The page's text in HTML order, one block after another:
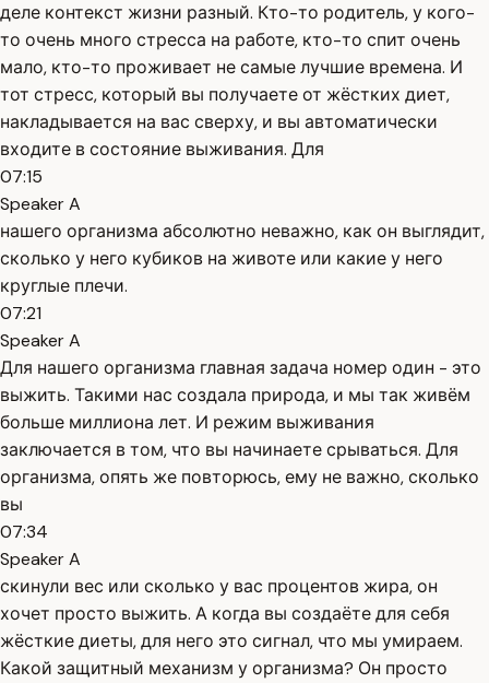
деле контекст жизни разный. Кто-то родитель, у кого-
то очень много стресса на работе, кто-то спит очень
мало, кто-то проживает не самые лучшие времена. И
тот стресс, который вы получаете от жёстких диет,
накладывается на вас сверху, и вы автоматически
входите в состояние выживания. Для
07:15
Speaker A
нашего организма абсолютно неважно, как он выглядит,
сколько у него кубиков на животе или какие у него
круглые плечи.
07:21
Speaker A
Для нашего организма главная задача номер один - это
выжить. Такими нас создала природа, и мы так живём
больше миллиона лет. И режим выживания
заключается в том, что вы начинаете срываться. Для
организма, опять же повторюсь, ему не важно, сколько
вы
07:34
Speaker A
скинули вес или сколько у вас процентов жира, он
хочет просто выжить. А когда вы создаёте для себя
жёсткие диеты, для него это сигнал, что мы умираем.
Какой защитный механизм у организма? Он просто